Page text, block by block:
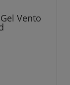
Vento